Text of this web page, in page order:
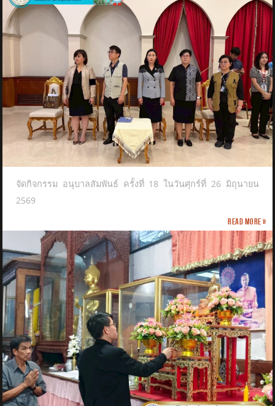
จัดกิจกรรม อนุบาลสัมพันธ์ ครั้งที่ 18 ในวันศุกร์ที่ 26 มิถุนายน
2569
Read more »